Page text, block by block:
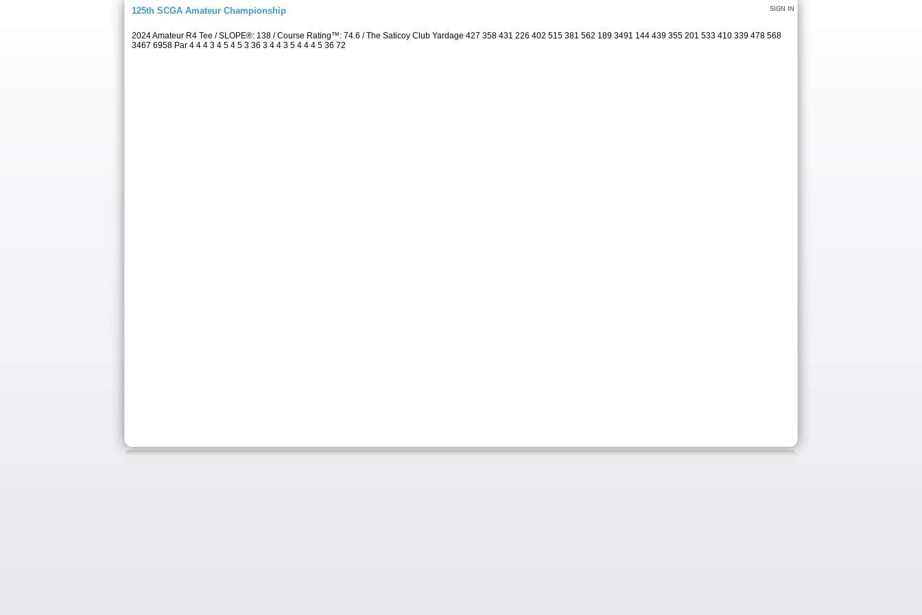
SIGN IN
125th SCGA Amateur Championship
2024 Amateur R4 Tee / SLOPE®: 138 / Course Rating™: 74.6 / The Saticoy Club Yardage 427 358 431 226 402 515 381 562 189 3491 144 439 355 201 533 410 339 478 568
3467 6958 Par 4 4 4 3 4 5 4 5 3 36 3 4 4 3 5 4 4 4 5 36 72